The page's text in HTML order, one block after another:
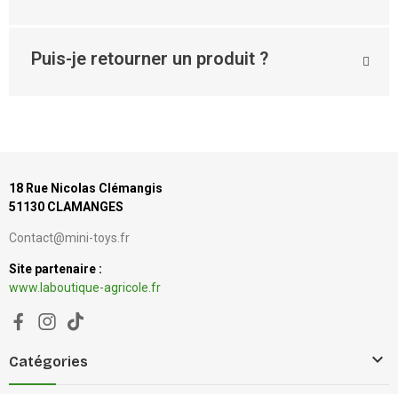
Puis-je retourner un produit ?
18 Rue Nicolas Clémangis
51130 CLAMANGES
Contact@mini-toys.fr
Site partenaire :
www.laboutique-agricole.fr
Catégories 